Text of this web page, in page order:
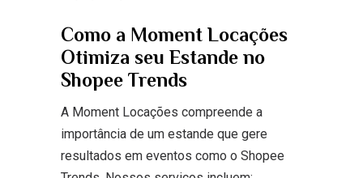
Como a Moment Locações
Otimiza seu Estande no
Shopee Trends
A Moment Locações compreende a
importância de um estande que gere
resultados em eventos como o Shopee